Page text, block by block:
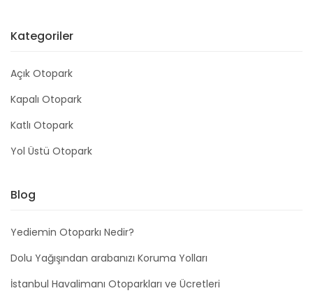
Kategoriler
Açık Otopark
Kapalı Otopark
Katlı Otopark
Yol Üstü Otopark
Blog
Yediemin Otoparkı Nedir?
Dolu Yağışından arabanızı Koruma Yolları
İstanbul Havalimanı Otoparkları ve Ücretleri